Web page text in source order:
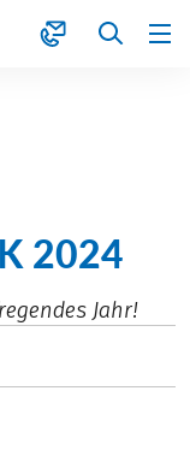
2024
Jahr!